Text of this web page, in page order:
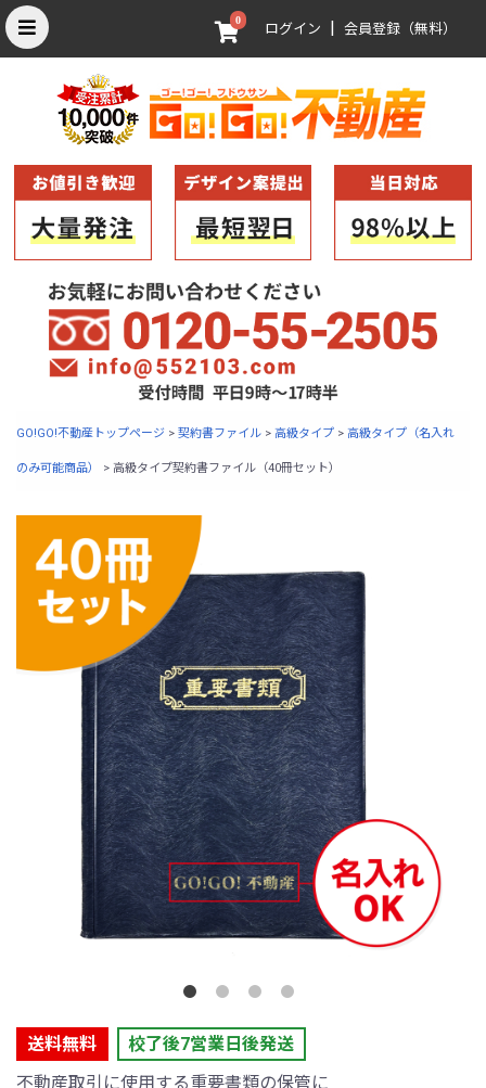
0
ログイン |会員登録（無料）
GO!GO!不動産トップページ > 契約書ファイル > 高級タイプ > 高級タイプ（名入れ
のみ可能商品） > 高級タイプ契約書ファイル（40冊セット）
送料無料
校了後7営業日後発送
不動産取引に使用する重要書類の保管に